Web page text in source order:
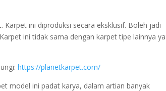
ini diproduksi secara eksklusif. Boleh jadi
ini tidak sama dengan karpet tipe lainnya
https://planetkarpet.com/
model ini padat karya, dalam artian banyak